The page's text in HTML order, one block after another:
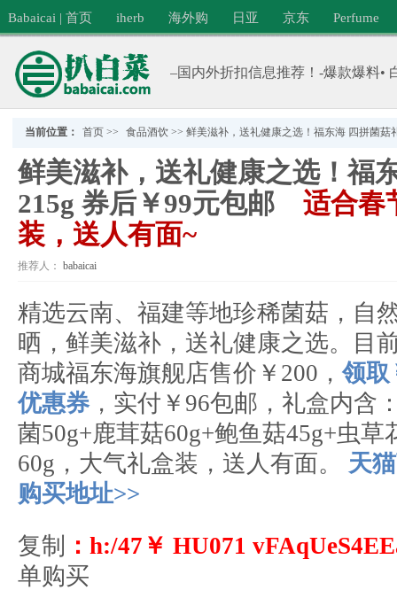
Babaicai | 首页 iherb 海外购 日亚 京东 Perfume
–国内外折扣信息推荐！-爆款爆料•
当前位置： 首页 >> 食品酒饮 >>鲜美滋补，送礼健康之选！福东海 四拼菌菇
鲜美滋补，送礼健康之选！福
215g 券后￥99元包邮
适合春
装，送人有面~
推荐人： babaicai
精选云南、福建等地珍稀菌菇，自
晒，鲜美滋补，送礼健康之选。目
商城福东海旗舰店售价￥200， 领取
优惠券，实付￥96包邮，礼盒内含
菌50g+鹿茸菇60g+鲍鱼菇45g+虫草
60g，大气礼盒装，送人有面。 天
购买地址>>
复制
：h:/47￥ HU071
单购买